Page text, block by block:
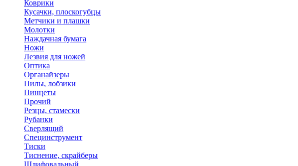
Коврики
Кусачки, плоскогубцы
Метчики и плашки
Молотки
Наждачная бумага
Ножи
Лезвия для ножей
Оптика
Органайзеры
Пилы, лобзики
Пинцеты
Прочий
Резцы, стамески
Рубанки
Сверлящий
Специнструмент
Тиски
Тиснение, скрайберы
Шлифовальный